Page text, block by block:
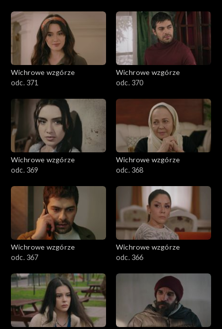
Wichrowe wzgórze
odc. 371
Wichrowe wzgórze
odc. 370
Wichrowe wzgórze
odc. 369
Wichrowe wzgórze
odc. 368
Wichrowe wzgórze
odc. 367
Wichrowe wzgórze
odc. 366